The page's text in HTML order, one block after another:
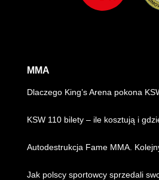
MMA
Dlaczego King’s Arena pokona
KSW 110 bilety – ile kosztują i
Autodestrukcja Fame MMA.
Jak polscy sportowcy sprzedali